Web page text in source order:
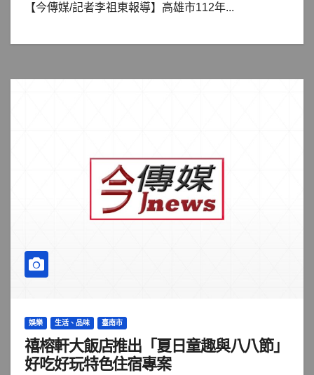
【今傳媒/記者李祖東報導】高雄市112年...
娛樂 生活、品味 臺南市
禧榕軒大飯店推出「夏日童趣與八八節」
好吃好玩特色住宿專案